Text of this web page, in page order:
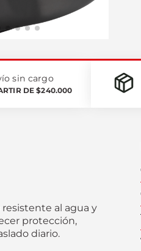
sin cargo
DE $240.000
al agua y
protección,
diario.